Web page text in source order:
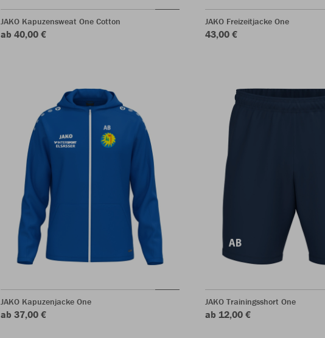
JAKO Kapuzensweat One Cotton
ab 40,00 €
JAKO Freizeitjacke One
43,00 €
JAKO Kapuzenjacke One
ab 37,00 €
JAKO Trainingsshort One
ab 12,00 €